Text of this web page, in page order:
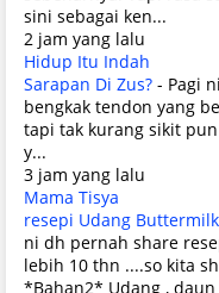
sini sebagai ken...
2 jam yang lalu
Hidup Itu Indah
Sarapan Di Zus? - Pagi
bengkak tendon yang
tapi tak kurang sikit
y...
3 jam yang lalu
Mama Tisya
resepi Udang
ni dh pernah share
lebih 10 thn ....so kita
*Bahan2* Udang , daun